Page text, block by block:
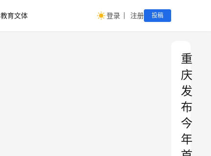
教育文体 登录 注册 投稿
重
庆
发
布
今
年